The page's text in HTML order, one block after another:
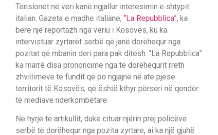
Tensionet në veri kanë ngjallur interesimin e shtypit
italian. Gazeta e madhe italiane, “La Repubblica”, ka
bërë një reportazh nga veriu i Kosovës, ku ka
intervistuar zyrtarët serbë që janë dorëhequr nga
pozitat që mbanin deri para pak ditësh. “La Repubblica”
ka marrë disa prononcime nga të dorëhequrit rreth
zhvillimeve të fundit që po ngjajnë në atë pjesë
territorit të Kosovës, që është kthyr përsëri në qendër
të mediave ndërkombëtare.
Në hyrje të artikullit, duke cituar njërin prej policëve
serbë të dorëhequr nga pozita zyrtare, ai ka një gjuhë